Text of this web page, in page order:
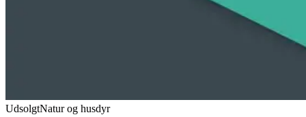
UdsolgtNatur og husdyr